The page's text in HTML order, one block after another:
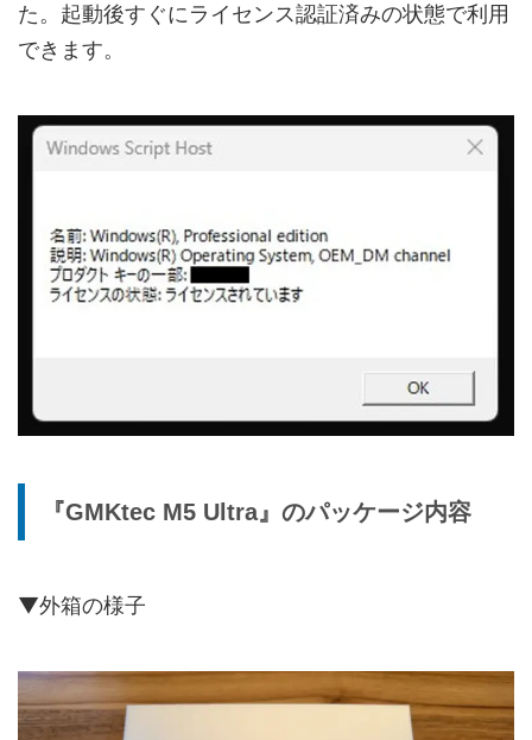
た。起動後すぐにライセンス認証済みの状態で利用
できます。
『GMKtec M5 Ultra』のパッケージ内容
▼外箱の様子